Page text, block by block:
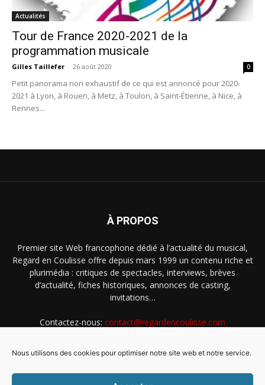
Nous utilisons des cookies pour optimiser notre site web et notre service.
Actualités
Tour de France 2020-2021 de la
programmation musicale
Gilles Taillefer - 26 août 2020 0
Petit panorama non exhaustif de ce qui est annoncé pour 2020-
2021 à Lyon, à Rouen, à Metz, à Toulon, à Saint-Étienne, à Nice, à
Rennes...
À PROPOS
Premier site Web francophone dédié à l’actualité du musical,
Regard en Coulisse offre depuis mars 1999 un contenu riche et
plurimédia : critiques de spectacles, interviews, brèves
d’actualité, fiches historiques, annonces de casting,
invitations…
Contactez-nous: contact@regardencoulisse.com